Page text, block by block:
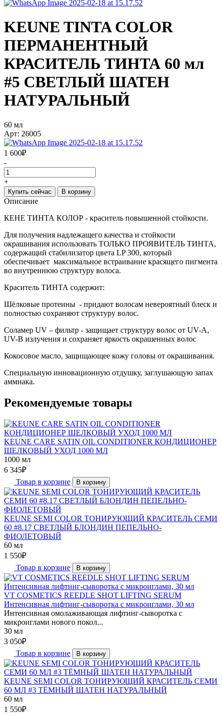
KEUNE TINTA COLOR
ПЕРМАНЕНТНЫЙ
КРАСИТЕЛЬ ТИНТА 60 мл
#5 СВЕТЛЫЙ ШАТЕН
НАТУРАЛЬНЫЙ
60 мл
Арт: 26005
1 600₽
-
+
Купить сейчас В корзину
Описание
КЕНЕ ТИНТА КОЛОР - краситель повышенной стойкости.
Для получения надлежащего качества и стойкости
окрашивания использовать ТОЛЬКО ПРОЯВИТЕЛЬ ТИНТА,
содержащий стабилизатор цвета LP 300, который
обеспечивает максимальное встраивание красящего пигмента
во внутреннюю структуру волоса.
Краситель ТИНТА содержит:
Шёлковые протеины - придают волосам невероятный блеск и
полностью сохраняют структуру волос.
Соламер UV – фильтр - защищает структуру волос от UV-A,
UV-B излучения и сохраняет яркость окрашенных волос
Кокосовое масло, защищающее кожу головы от окрашивания.
Специальную инновационную отдушку, заглушающую запах
аммиака.
Рекомендуемые товары
KEUNE CARE SATIN OIL CONDITIONER КОНДИЦИОНЕР
ШЕЛКОВЫЙ УХОД 1000 МЛ
1000 мл
6 345₽
Товар в корзине
В корзину
KEUNE SEMI COLOR ТОНИРУЮЩИЙ КРАСИТЕЛЬ СЕМИ
60 #8.17 СВЕТЛЫЙ БЛОНДИН ПЕПЕЛЬНО-
ФИОЛЕТОВЫЙ
60 мл
1 550₽
Товар в корзине
В корзину
VT COSMETICS REEDLE SHOT LIFTING SERUM
Интенсивная лифтинг-сыворотка с микроиглами, 30 мл
Интенсивная омолаживающая лифтинг-сыворотка с
микроиглами нового покол...
30 мл
3 050₽
Товар в корзине
В корзину
KEUNE SEMI COLOR ТОНИРУЮЩИЙ КРАСИТЕЛЬ СЕМИ
60 МЛ #3 ТЁМНЫЙ ШАТЕН НАТУРАЛЬНЫЙ
60 мл
1 550₽